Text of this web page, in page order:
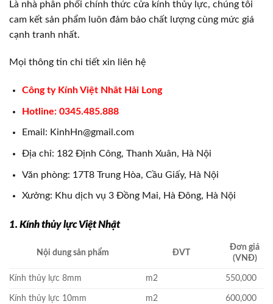
Là nhà phân phối chính thức cửa kính thủy lực, chúng tôi
cam kết sản phẩm luôn đảm bảo chất lượng cùng mức giá
cạnh tranh nhất.
Mọi thông tin chi tiết xin liên hệ
Công ty Kính Việt Nhât Hải Long
Hotline: 0345.485.888
Email: KinhHn@gmail.com
Địa chỉ: 182 Định Công, Thanh Xuân, Hà Nội
Văn phòng: 17T8 Trung Hòa, Cầu Giấy, Hà Nội
Xưởng: Khu dịch vụ 3 Đồng Mai, Hà Đông, Hà Nội
1. Kính thủy lực Việt Nhật
Nội dung sản phẩm ĐVT
Đơn giá
(VNĐ)
Kính thủy lực 8mm m2 550,000
Kính thủy lực 10mm m2 600,000